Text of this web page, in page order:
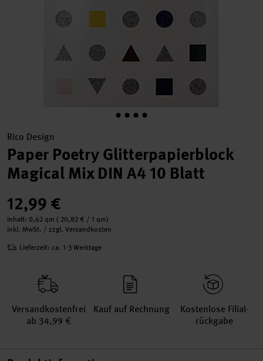
Rico Design
Paper Poetry Glitterpapierblock
Magical Mix DIN A4 10 Blatt
12,99 €
Inhalt: 0,62 qm ( 20,82 € / 1 qm)
inkl. MwSt. / zzgl. Versandkosten
Lieferzeit: ca. 1-3 Werktage
Versand­kosten­frei
ab 34,99 €
Kauf auf Rechnung
Kosten­lose Filial­
rückgabe